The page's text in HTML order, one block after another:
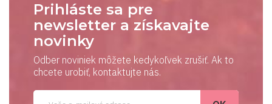
Prihláste sa pre
newsletter a získavajte
novinky
Odber noviniek môžete kedykoľvek zrušiť. Ak to
chcete urobiť, kontaktujte nás.